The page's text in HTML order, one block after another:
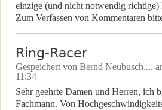
einzige (und nicht notwendig richtige)
Zum Verfassen von Kommentaren
Ring-Racer
Gespeichert von Bernd Neubusch,...
11:34
Sehr geehrte Damen und Herren, ich
Fachmann. Von